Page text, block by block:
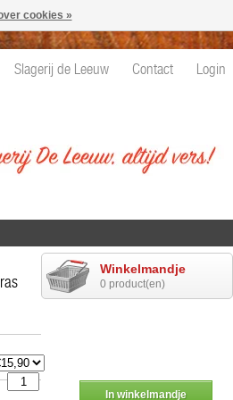
Slagerij de Leeuw Contact Login
Winkelmandje
0 product(en)
In winkelmandje
cookies »